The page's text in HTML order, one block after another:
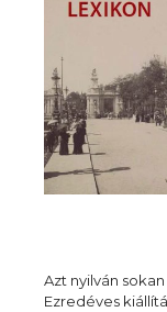
Azt nyilván
Ezredéves